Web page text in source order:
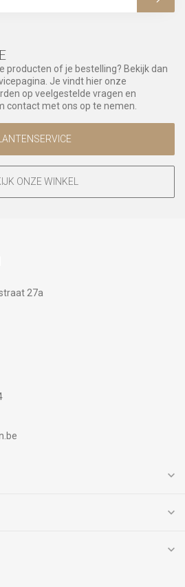
producten of je bestelling? Bekijk dan
Je vindt hier onze
op veelgestelde vragen en
contact met ons op te nemen.
ONZE WINKEL
27a